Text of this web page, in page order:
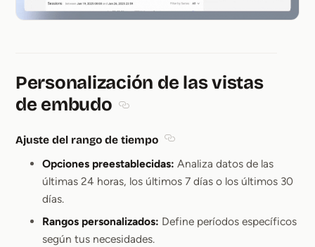
Personalización de las vistas
de embudo
Ajuste del rango de tiempo
Opciones preestablecidas: Analiza datos de las
últimas 24 horas, los últimos 7 días o los últimos 30
días.
Rangos personalizados: Define períodos específicos
según tus necesidades.